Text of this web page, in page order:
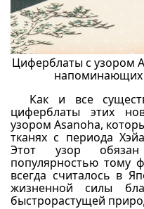
Циферблаты с узором
напоминающих
Как и все
циферблаты этих
узором Asanoha,
тканях с периода
Этот узор обязан
популярностью тому
всегда считалось в
жизненной силы
быстрорастущей